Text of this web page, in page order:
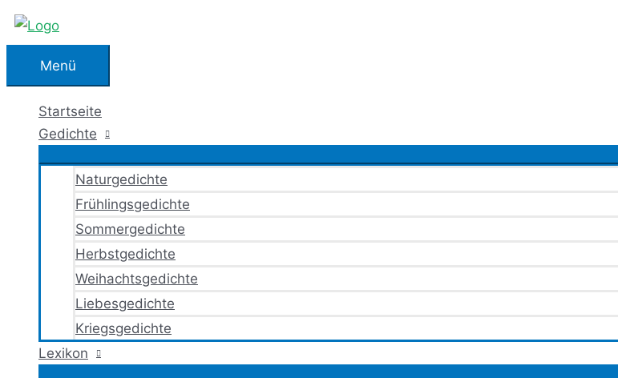
Zum
springenMenü
Menü
Startseite
Gedichte
Naturgedichte
Frühlingsgedichte
Sommergedichte
Herbstgedichte
Weihachtsgedichte
Liebesgedichte
Kriegsgedichte
Lexikon